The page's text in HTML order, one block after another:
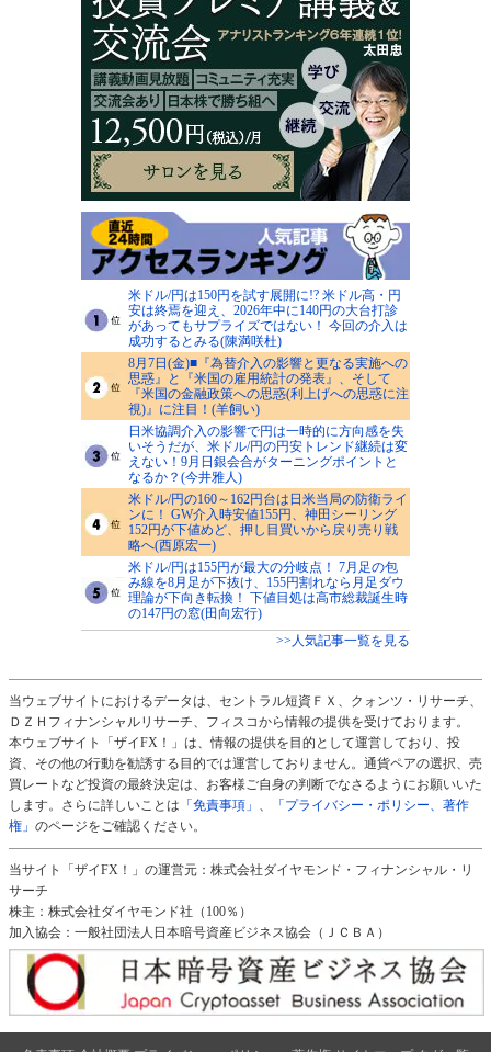
米ドル/円は150円を試す展開に!? 米ドル高・円
安は終焉を迎え、2026年中に140円の大台打診
があってもサプライズではない！ 今回の介入は
成功するとみる(陳満咲杜)
8月7日(金)■『為替介入の影響と更なる実施への
思惑』と『米国の雇用統計の発表』、そして
『米国の金融政策への思惑(利上げへの思惑に注
視)』に注目！(羊飼い)
日米協調介入の影響で円は一時的に方向感を失
いそうだが、米ドル/円の円安トレンド継続は変
えない！9月日銀会合がターニングポイントと
なるか？(今井雅人)
米ドル/円の160～162円台は日米当局の防衛ライ
ンに！ GW介入時安値155円、神田シーリング
152円が下値めど、押し目買いから戻り売り戦
略へ(西原宏一)
米ドル/円は155円が最大の分岐点！ 7月足の包
み線を8月足が下抜け、155円割れなら月足ダウ
理論が下向き転換！ 下値目処は高市総裁誕生時
の147円の窓(田向宏行)
>>人気記事一覧を見る
当ウェブサイトにおけるデータは、セントラル短資ＦＸ、クォンツ・リサーチ、
ＤＺＨフィナンシャルリサーチ、フィスコから情報の提供を受けております。
本ウェブサイト「ザイFX！」は、情報の提供を目的として運営しており、投
資、その他の行動を勧誘する目的では運営しておりません。通貨ペアの選択、売
買レートなど投資の最終決定は、お客様ご自身の判断でなさるようにお願いいた
します。さらに詳しいことは 「免責事項」
「プライバシー・ポリシー、著作
権」 のページをご確認ください。
当サイト「ザイFX！」の運営元：株式会社ダイヤモンド・フィナンシャル・リ
サーチ
株主：株式会社ダイヤモンド社（100％）
加入協会：一般社団法人日本暗号資産ビジネス協会（ＪＣＢＡ）